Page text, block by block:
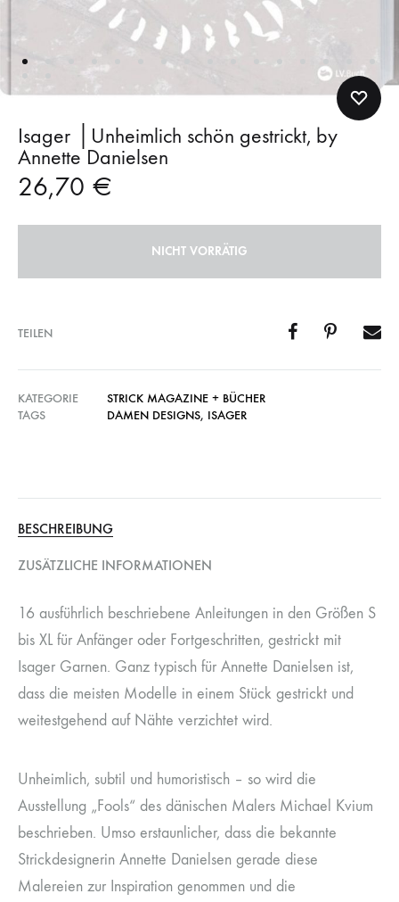
Isager │Unheimlich schön gestrickt, by
Annette Danielsen
26,70 €
NICHT VORRÄTIG
TEILEN
KATEGORIE
STRICK MAGAZINE + BÜCHER
TAGS
DAMEN DESIGNS, ISAGER
BESCHREIBUNG
ZUSÄTZLICHE INFORMATIONEN
16 ausführlich beschriebene Anleitungen in den Größen S
bis XL für Anfänger oder Fortgeschritten, gestrickt mit
Isager Garnen. Ganz typisch für Annette Danielsen ist,
dass die meisten Modelle in einem Stück gestrickt und
weitestgehend auf Nähte verzichtet wird.
Unheimlich, subtil und humoristisch – so wird die
Ausstellung „Fools“ des dänischen Malers Michael Kvium
beschrieben. Umso erstaunlicher, dass die bekannte
Strickdesignerin Annette Danielsen gerade diese
Malereien zur Inspiration genommen und die